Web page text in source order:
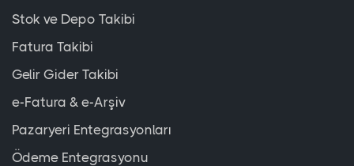
Stok ve Depo Takibi
Fatura Takibi
Gelir Gider Takibi
e-Fatura & e-Arşiv
Pazaryeri Entegrasyonları
Ödeme Entegrasyonu